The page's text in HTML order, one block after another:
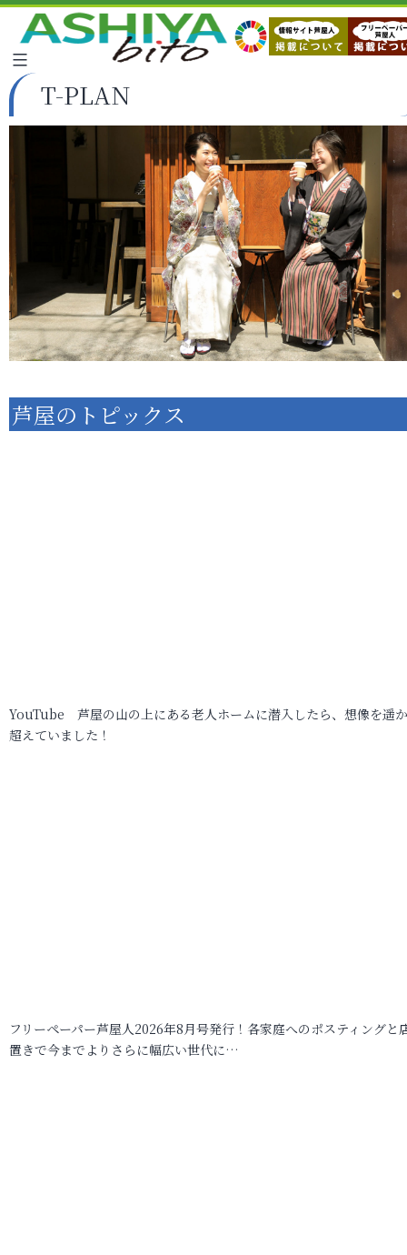
T-PLAN
芦屋のトピックス
YouTube 芦屋の山の上にある老人ホームに潜入したら、想像を遥
超えていました！
フリーペーパー芦屋人2026年8月号発行！各家庭へのポスティングと
置きで今までよりさらに幅広い世代に…